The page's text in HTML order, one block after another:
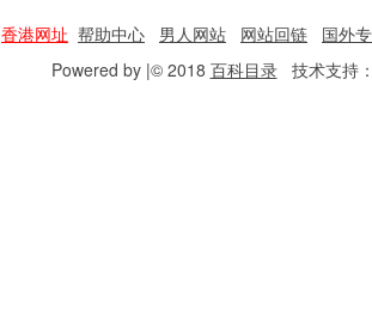
香港网址 帮助中心 男人网站 网站回链
国外
Powered by |© 2018 百科目录技术支持